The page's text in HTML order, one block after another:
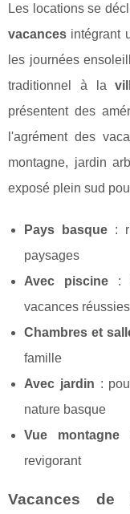
Les locations se
vacances intégrant
les journées
traditionnel à la
présentent des
l'agrément des
montagne, jardin
exposé plein sud
Pays basque:
paysages
Avec piscine:
vacances réussies
Chambres et
famille
Avec jardin :
nature basque
Vue montagne:
revigorant
Vacances de